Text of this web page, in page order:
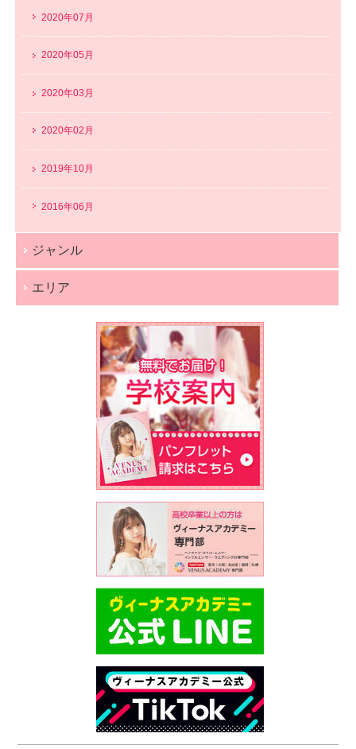
2020年07月
2020年05月
2020年03月
2020年02月
2019年10月
2016年06月
ジャンル
エリア